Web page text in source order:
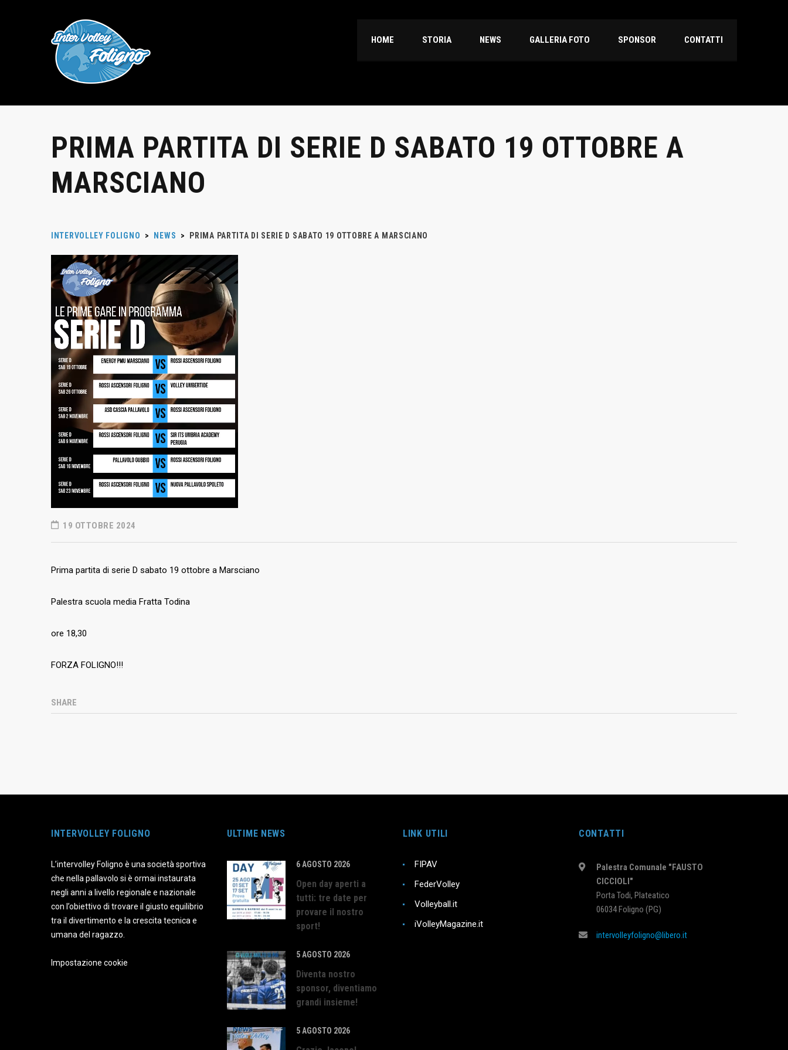
HOME STORIA NEWS GALLERIA FOTO SPONSOR CONTATTI
PRIMA PARTITA DI SERIE D SABATO 19 OTTOBRE A
MARSCIANO
INTERVOLLEY FOLIGNO > NEWS > PRIMA PARTITA DI SERIE D SABATO 19 OTTOBRE A MARSCIANO
19 OTTOBRE 2024
Prima partita di serie D sabato 19 ottobre a Marsciano
Palestra scuola media Fratta Todina
ore 18,30
FORZA FOLIGNO!!!
SHARE
INTERVOLLEY FOLIGNO
L’intervolley Foligno è una società sportiva
che nella pallavolo si è ormai instaurata
negli anni a livello regionale e nazionale
con l’obiettivo di trovare il giusto equilibrio
tra il divertimento e la crescita tecnica e
umana del ragazzo.
Impostazione cookie
ULTIME NEWS
6 AGOSTO 2026
Open day aperti a
tutti: tre date per
provare il nostro
sport!
5 AGOSTO 2026
Diventa nostro
sponsor, diventiamo
grandi insieme!
5 AGOSTO 2026
LINK UTILI
FIPAV
FederVolley
Volleyball.it
iVolleyMagazine.it
CONTATTI
Palestra Comunale "FAUSTO
CICCIOLI"
Porta Todi, Plateatico
06034 Foligno (PG)
intervolleyfoligno@libero.it